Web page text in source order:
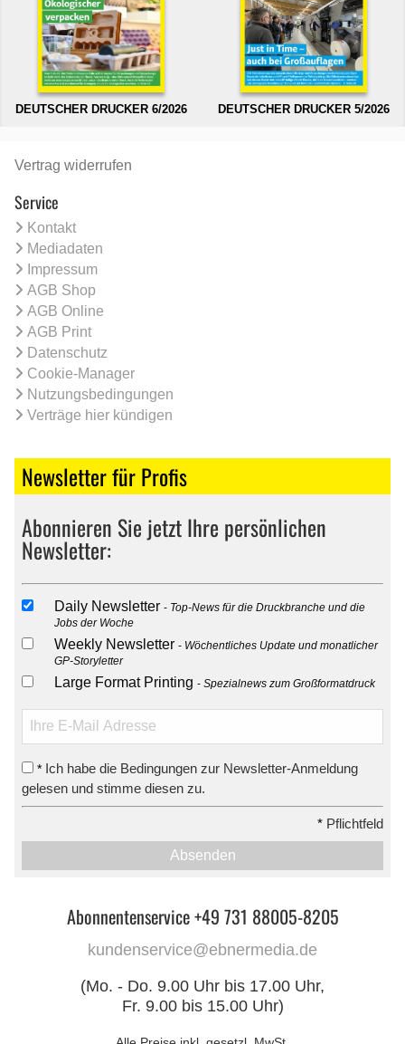
DEUTSCHER DRUCKER 6/2026 DEUTSCHER DRUCKER 5/2026
Vertrag widerrufen
Service
Kontakt
Mediadaten
Impressum
AGB Shop
AGB Online
AGB Print
Datenschutz
Cookie-Manager
Nutzungsbedingungen
Verträge hier kündigen
Newsletter für Profis
Abonnieren Sie jetzt Ihre persönlichen
Newsletter:
Daily Newsletter
Top-News für die Druckbranche und die
Jobs der Woche
Weekly Newsletter
Wöchentliches Update und monatlicher
GP-Storyletter
Large Format Printing Spezialnews zum Großformatdruck
* Ich habe die Bedingungen zur Newsletter-Anmeldung
gelesen und stimme diesen zu.
* Pflichtfeld
Absenden
Abonnentenservice +49 731 88005-8205
kundenservice@ebnermedia.de
(Mo. - Do. 9.00 Uhr bis 17.00 Uhr,
Fr. 9.00 bis 15.00 Uhr)